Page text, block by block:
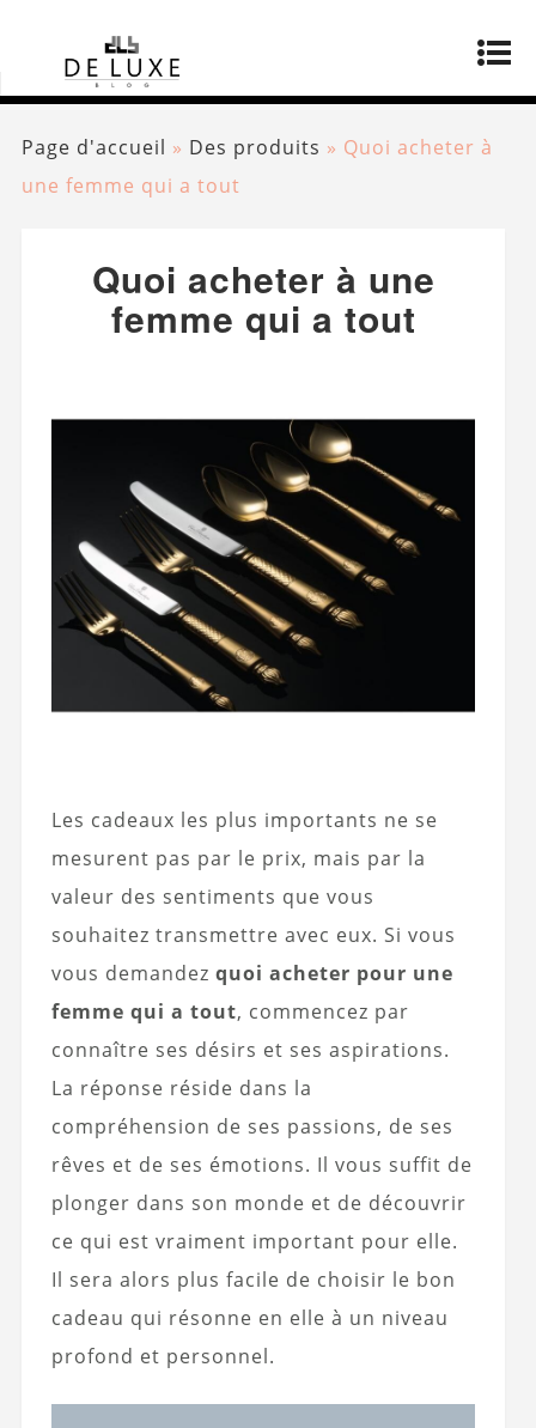
Page d'accueil » Des produits » Quoi acheter à
une femme qui a tout
Quoi acheter à une
femme qui a tout
Les cadeaux les plus importants ne se
mesurent pas par le prix, mais par la
valeur des sentiments que vous
souhaitez transmettre avec eux. Si vous
vous demandez quoi acheter pour une
femme qui a tout, commencez par
connaître ses désirs et ses aspirations.
La réponse réside dans la
compréhension de ses passions, de ses
rêves et de ses émotions. Il vous suffit de
plonger dans son monde et de découvrir
ce qui est vraiment important pour elle.
Il sera alors plus facile de choisir le bon
cadeau qui résonne en elle à un niveau
profond et personnel.